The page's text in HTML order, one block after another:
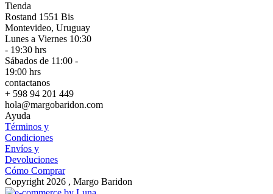
Tienda
Rostand 1551 Bis
Montevideo, Uruguay
Lunes a Viernes 10:30
- 19:30 hrs
Sábados de 11:00 -
19:00 hrs
contactanos
+ 598 94 201 449
hola@margobaridon.com
Ayuda
Términos y
Condiciones
Envíos y
Devoluciones
Cómo Comprar
Copyright 2026 , Margo Baridon